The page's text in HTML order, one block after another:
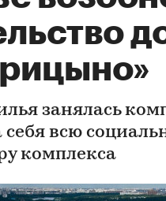
занялась
себя всю
комплекса